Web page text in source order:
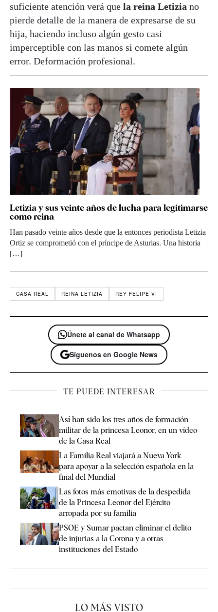
suficiente atención verá que la reina Letizia no
pierde detalle de la manera de expresarse de su
hija, haciendo incluso algún gesto casi
imperceptible con las manos si comete algún
error. Deformación profesional.
Letizia y sus veinte años de lucha para legitimarse
como reina
Han pasado veinte años desde que la entonces periodista Letizia
Ortiz se comprometió con el príncipe de Asturias. Una historia
[…]
CASA REAL REINA LETIZIA REY FELIPE VI
Únete al canal de Whatsapp
Síguenos en Google News
TE PUEDE INTERESAR
Así han sido los tres años de formación
militar de la princesa Leonor, en un vídeo
de la Casa Real
La Familia Real viajará a Nueva York
para apoyar a la selección española en la
final del Mundial
Las fotos más emotivas de la despedida
de la Princesa Leonor del Ejército
arropada por su familia
PSOE y Sumar pactan eliminar el delito
de injurias a la Corona y a otras
instituciones del Estado
LO MÁS VISTO